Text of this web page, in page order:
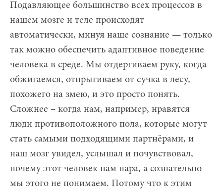
Подавляющее большинство всех процессов в
нашем мозге и теле происходят
автоматически, минуя наше сознание — только
так можно обеспечить адаптивное поведение
человека в среде. Мы отдергиваем руку, когда
обжигаемся, отпрыгиваем от сучка в лесу,
похожего на змею, и это просто понять.
Сложнее – когда нам, например, нравятся
люди противоположного пола, которые могут
стать самыми подходящими партнёрами, и
наш мозг увидел, услышал и почувствовал,
почему этот человек нам пара, а сознательно
мы этого не понимаем. Потому что к этим